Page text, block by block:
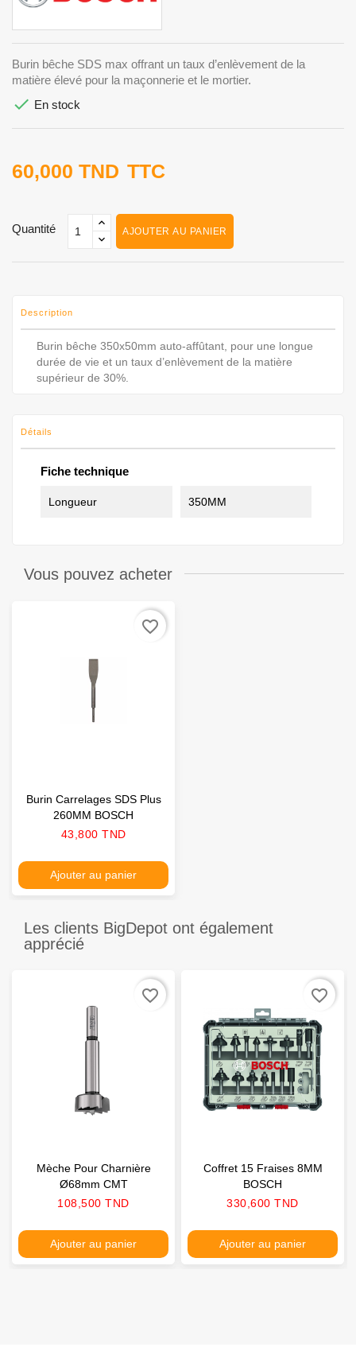
Burin bêche SDS max offrant un taux d’enlèvement de la
matière élevé pour la maçonnerie et le mortier.
 En stock
60,000 TND TTC
Quantité AJOUTER AU PANIER
Description
Burin bêche 350x50mm auto-affûtant, pour une longue
durée de vie et un taux d’enlèvement de la matière
supérieur de 30%.
Détails
Fiche technique
Longueur 350MM
Vous pouvez acheter
Burin Carrelages SDS Plus
260MM BOSCH
Prix
43,800 TND
Ajouter au panier
favorite_border
Les clients BigDepot ont également
apprécié
Mèche Pour Charnière
Ø68mm CMT
Prix
108,500 TND
Ajouter au panier
favorite_border
Coffret 15 Fraises 8MM
BOSCH
Prix
330,600 TND
Ajouter au panier
favorite_border